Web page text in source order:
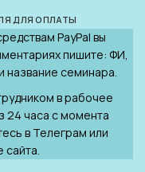
ДЛЯ ОПЛАТЫ
PayPal вы
пишите: ФИ,
название семинара.
в рабочее
24 часа с момента
в Телеграм или
сайта.